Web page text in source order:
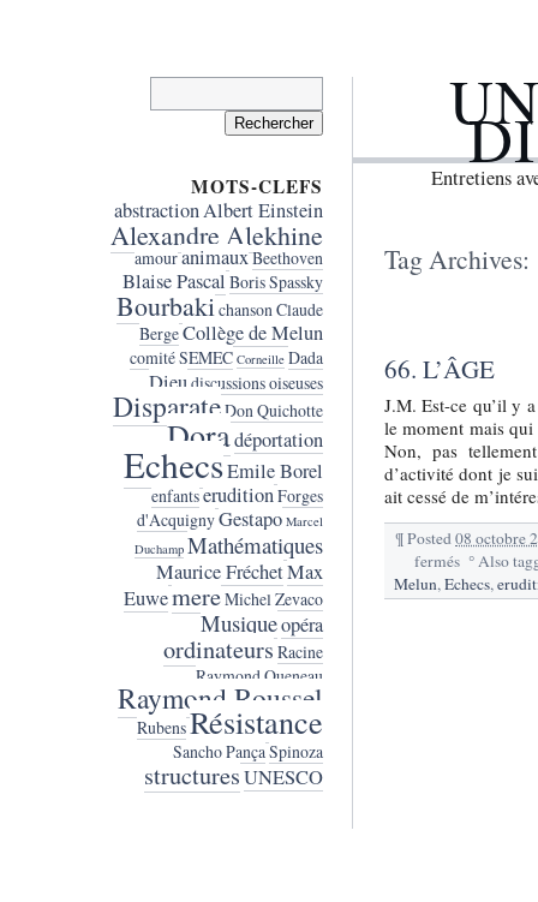
Entretiens
Tag Archives:
66. L’ÂGE
J.M. Est-ce qu’il y
le moment mais
Non, pas
d’activité dont je
ait cessé de
¶Posted08 octobre
ferméssur
66.
L’âge
°Also
Melun,Echecs,
MOTS-CLEFS
abstractionAlbert Einstein
Alexandre Alekhine
amouranimauxBeethoven
Blaise Pascal Boris Spassky
BourbakichansonClaude
BergeCollège de Melun
comité SEMEC Corneille Dada
Dieu discussions oiseuses
DisparateDon Quichotte
Doradéportation
EchecsEmile Borel
enfantseruditionForges
d'AcquignyGestapo Marcel
Duchamp Mathématiques
Maurice FréchetMax
EuwemereMichel Zevaco
Musiqueopéra
ordinateurs Racine
Raymond Queneau
Raymond Roussel
RubensRésistance
Sancho PançaSpinoza
structuresUNESCO